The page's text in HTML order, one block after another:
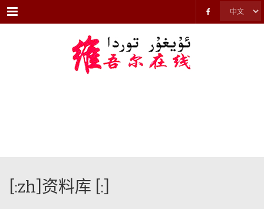
Menu
[:zh]资料库 [:]